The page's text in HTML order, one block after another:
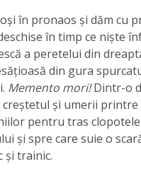
în pronaos și dăm cu
în timp ce nişte
a peretelui din
din gura
Memento mori!Dintr-o
şi umerii printre
pentru tras
şi spre care suie o
și trainic.